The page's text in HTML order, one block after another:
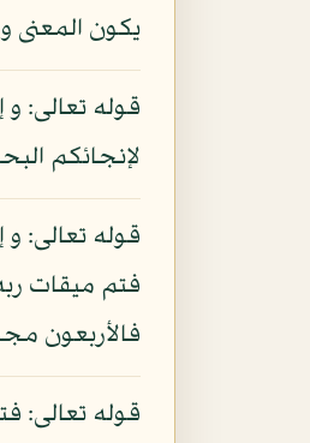
يكون المعنى
قوله تعالى:
لإنجائكم
قوله تعالى:
فالأربعون
قوله تعالى: